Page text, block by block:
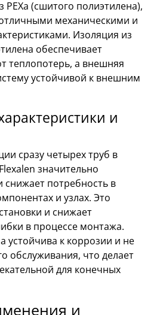
PEXa (сшитого полиэтилена),
механическими и
Изоляция из
обеспечивает
теплопотерь, а внешняя
устойчивой к внешним
и
сразу четырех труб в
значительно
потребность в
и узлах. Это
и снижает
в процессе монтажа.
устойчива к коррозии и не
обслуживания, что делает
для конечных
и